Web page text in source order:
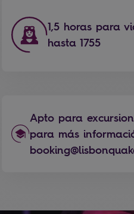
1,5 horas para
hasta 1755
Apto para
para más